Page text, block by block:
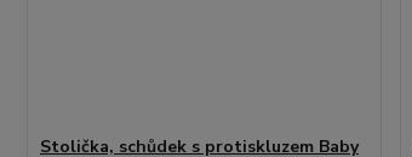
Stolička, schůdek s protiskluzem Baby